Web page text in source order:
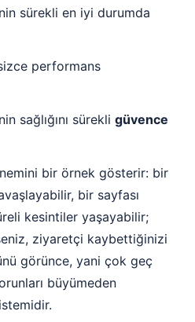
sürekli en iyi durumda
performans
sağlığını sürekli güvence
bir örnek gösterir: bir
bir sayfası
kesintiler yaşayabilir;
ziyaretçi kaybettiğinizi
görünce, yani çok geç
büyümeden